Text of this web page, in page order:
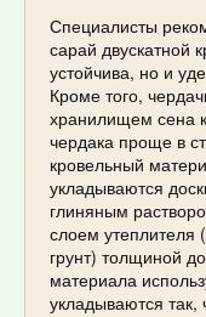
Специалисты
сарай двускатной
устойчива, но и
Кроме того,
хранилищем сена
чердака проще в
кровельный
укладываются
глиняным
слоем утеплителя
грунт) толщиной
материала
укладываются так,